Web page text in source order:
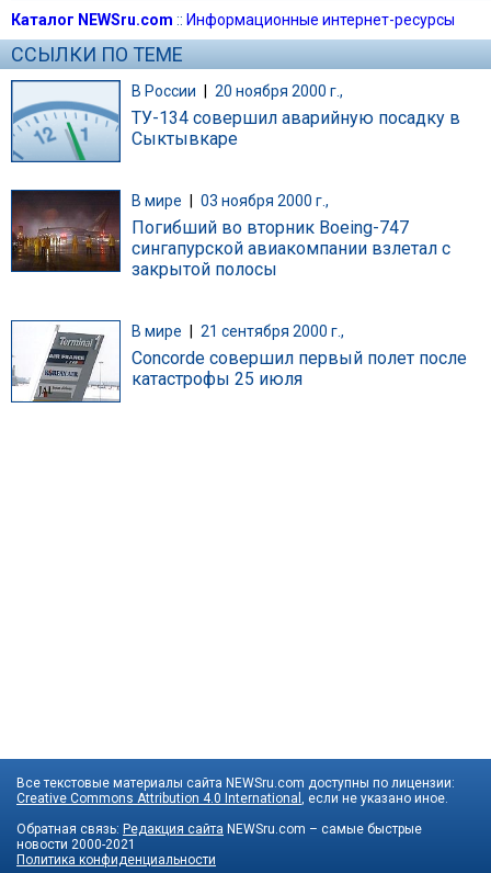
Каталог NEWSru.com :: Информационные интернет-ресурсы
ССЫЛКИ ПО ТЕМЕ
В России | 20 ноября 2000 г.,
ТУ-134 совершил аварийную посадку в
Сыктывкаре
В мире 03 ноября 2000 г.,
Погибший во вторник Boeing-747
сингапурской авиакомпании взлетал с
закрытой полосы
В мире 21 сентября 2000 г.,
Concorde совершил первый полет после
катастрофы 25 июля
Все текстовые материалы сайта NEWSru.com доступны по лицензии:
Creative Commons Attribution 4.0 International , если не указано иное.
Обратная связь: Редакция сайта NEWSru.com – самые быстрые
новости 2000-2021
Политика конфиденциальности